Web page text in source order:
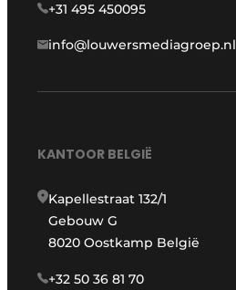
+31 495 450095
info@louwersmediagroep.nl
KANTOOR BELGIË
Kapellestraat 132/1
Gebouw G
8020 Oostkamp België
+32 50 36 81 70